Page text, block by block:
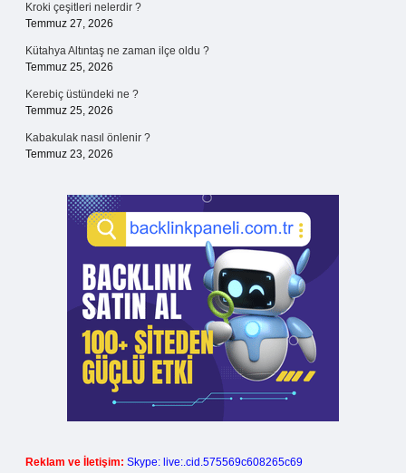
Kroki çeşitleri nelerdir ?
Temmuz 27, 2026
Kütahya Altıntaş ne zaman ilçe oldu ?
Temmuz 25, 2026
Kerebiç üstündeki ne ?
Temmuz 25, 2026
Kabakulak nasıl önlenir ?
Temmuz 23, 2026
Reklam ve İletişim: Skype: live:.cid.575569c608265c69